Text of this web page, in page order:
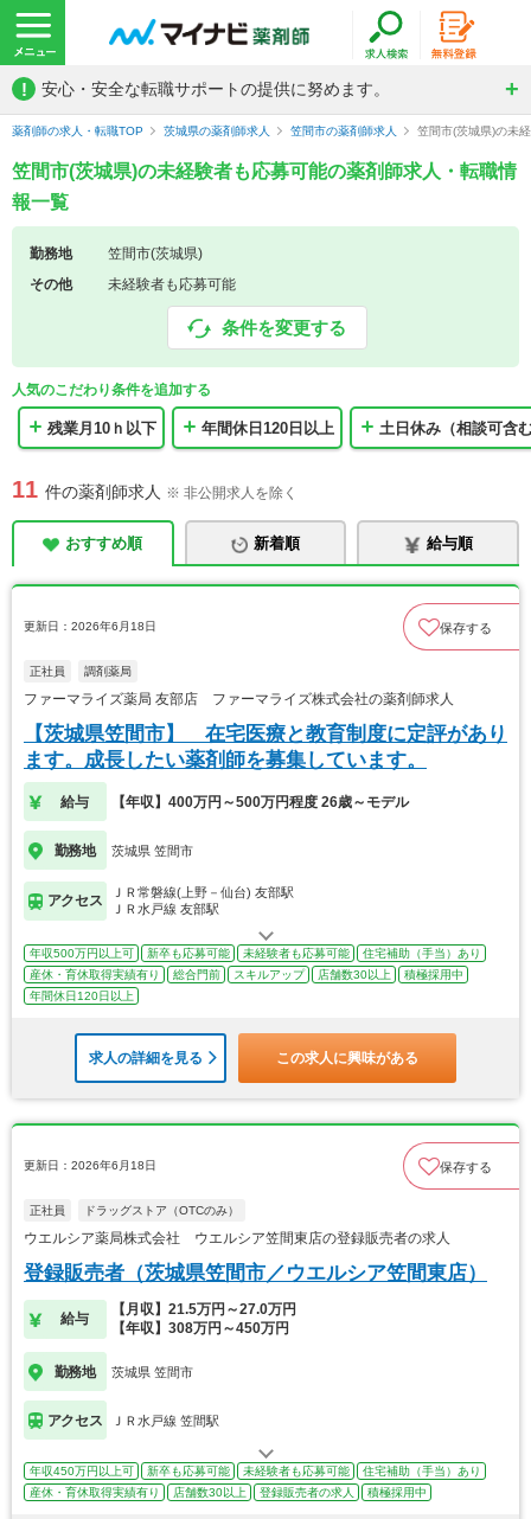
! 安心・安全な転職サポートの提供に努めます。
薬剤師の求人・転職TOP 茨城県の薬剤師求人 笠間市の薬剤師求人 笠間市(茨城県)の未
笠間市(茨城県)の未経験者も応募可能の薬剤師求人・転職情
報一覧
勤務地
笠間市(茨城県)
その他
未経験者も応募可能
条件を変更する
人気のこだわり条件を追加する
残業月10ｈ以下 年間休日120日以上 土日休み（相談可含
11 件の薬剤師求人 ※ 非公開求人を除く
おすすめ順 新着順 給与順
更新日：2026年6月18日 保存する
正社員 調剤薬局
ファーマライズ薬局 友部店 ファーマライズ株式会社の薬剤師求人
【茨城県笠間市】 在宅医療と教育制度に定評があり
ます。成長したい薬剤師を募集しています。
給与 【年収】400万円～500万円程度 26歳～モデル
勤務地 茨城県 笠間市
アクセス
ＪＲ常磐線(上野－仙台) 友部駅
ＪＲ水戸線 友部駅
年収500万円以上可 新卒も応募可能 未経験者も応募可能
住宅補助（手当）あり
産休・育休取得実績有り
総合門前 スキルアップ 店舗数30以上
積極採用中
年間休日120日以上
求人の詳細を見る この求人に興味がある
更新日：2026年6月18日 保存する
正社員 ドラッグストア（OTCのみ）
ウエルシア薬局株式会社 ウエルシア笠間東店の登録販売者の求人
登録販売者（茨城県笠間市／ウエルシア笠間東店）
給与
【月収】21.5万円～27.0万円
【年収】308万円～450万円
勤務地 茨城県 笠間市
アクセス ＪＲ水戸線 笠間駅
年収450万円以上可 新卒も応募可能 未経験者も応募可能
住宅補助（手当）あり
産休・育休取得実績有り
店舗数30以上 登録販売者の求人 積極採用中